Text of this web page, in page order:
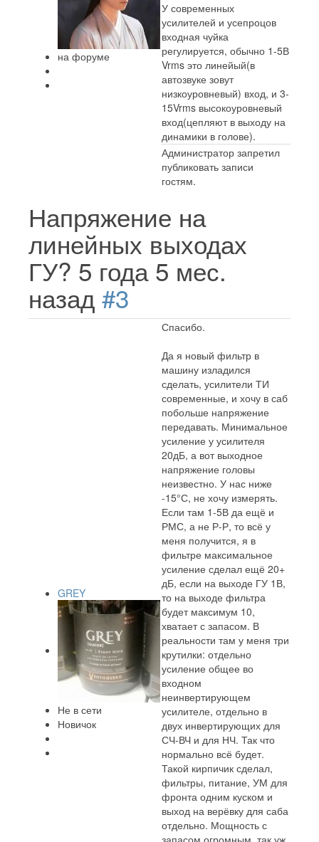
на форуме
У современных
усилителей и усепроцов
входная чуйка
регулируется, обычно 1-5В
Vrms это линейый(в
автозвуке зовут
низкоуровневый) вход, и 3-
15Vrms высокоуровневый
вход(цепляют в выходу на
динамики в голове).
Администратор запретил
публиковать записи
гостям.
Напряжение на
линейных выходах
ГУ? 5 года 5 мес.
назад #3
GREY
Не в сети
Новичок
Спасибо.
Да я новый фильтр в
машину изладился
сделать, усилители ТИ
современные, и хочу в саб
побольше напряжение
передавать. Минимальное
усиление у усилителя
20дБ, а вот выходное
напряжение головы
неизвестно. У нас ниже
-15°С, не хочу измерять.
Если там 1-5В да ещё и
РМС, а не Р-Р, то всё у
меня получится, я в
фильтре максимальное
усиление сделал ещё 20+
дБ, если на выходе ГУ 1В,
то на выходе фильтра
будет максимум 10,
хватает с запасом. В
реальности там у меня три
крутилки: отдельно
усиление общее во
входном
неинвертирующем
усилителе, отдельно в
двух инвертирующих для
СЧ-ВЧ и для НЧ. Так что
нормально всё будет.
Такой кирпичик сделал,
фильтры, питание, УМ для
фронта одним куском и
выход на верёвку для саба
отдельно. Мощность с
запасом огромным, так уж